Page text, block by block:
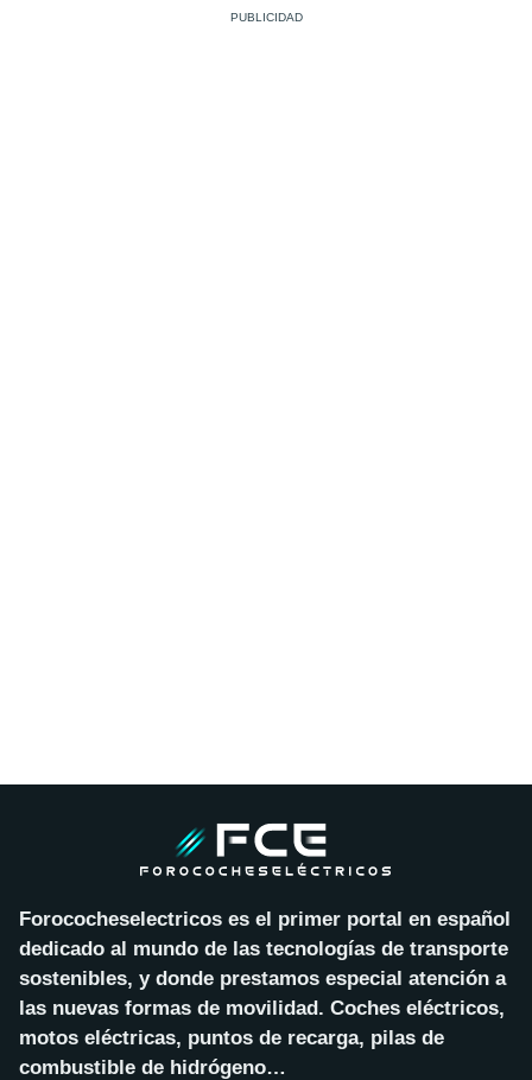
Forococheselectricos es el primer portal en español
dedicado al mundo de las tecnologías de transporte
sostenibles, y donde prestamos especial atención a
las nuevas formas de movilidad. Coches eléctricos,
motos eléctricas, puntos de recarga, pilas de
combustible de hidrógeno…